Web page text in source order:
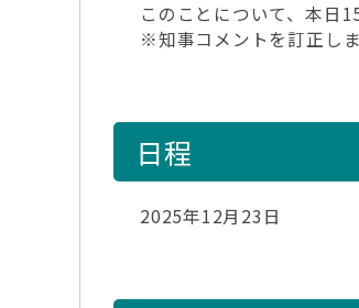
このことについて、本日
※知事コメントを訂正しま
日程
2025年12月23日